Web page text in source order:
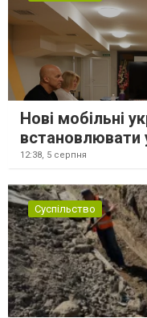
Нові мобільні
встановлювати
12:38, 5 серпня
Суспільство